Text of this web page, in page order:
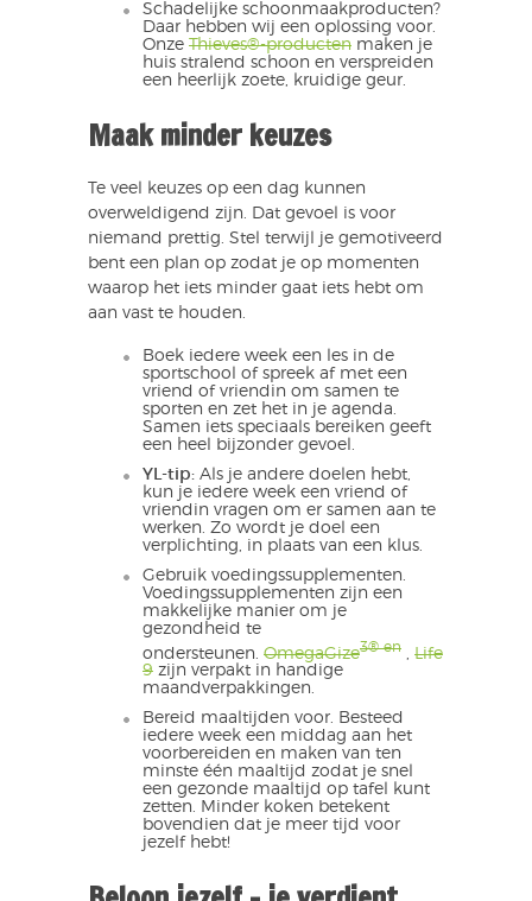
Schadelijke schoonmaakproducten?
Daar hebben wij een oplossing voor.
Onze Thieves®-producten maken je
huis stralend schoon en verspreiden
een heerlijk zoete, kruidige geur.
Maak minder keuzes
Te veel keuzes op een dag kunnen
overweldigend zijn. Dat gevoel is voor
niemand prettig. Stel terwijl je gemotiveerd
bent een plan op zodat je op momenten
waarop het iets minder gaat iets hebt om
aan vast te houden.
Boek iedere week een les in de
sportschool of spreek af met een
vriend of vriendin om samen te
sporten en zet het in je agenda.
Samen iets speciaals bereiken geeft
een heel bijzonder gevoel.
YL-tip: Als je andere doelen hebt,
kun je iedere week een vriend of
vriendin vragen om er samen aan te
werken. Zo wordt je doel een
verplichting, in plaats van een klus.
Gebruik voedingssupplementen.
Voedingssupplementen zijn een
makkelijke manier om je
gezondheid te
ondersteunen. OmegaGize3® en
Life
9 zijn verpakt in handige
maandverpakkingen.
Bereid maaltijden voor. Besteed
iedere week een middag aan het
voorbereiden en maken van ten
minste één maaltijd zodat je snel
een gezonde maaltijd op tafel kunt
zetten. Minder koken betekent
bovendien dat je meer tijd voor
jezelf hebt!